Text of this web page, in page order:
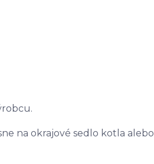
na okrajové sedlo kotla alebo